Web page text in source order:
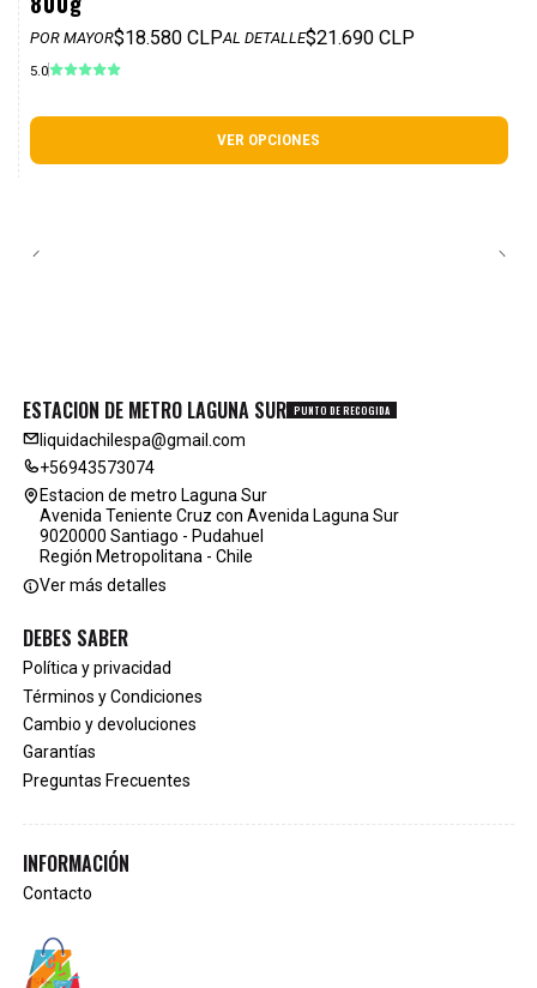
POR MAYOR$18.580 CLPAL DETALLE$21.690 CLP
5.0
VER OPCIONES
ESTACION DE METRO LAGUNA SUR PUNTO DE RECOGIDA
liquidachilespa@gmail.com
+56943573074
Estacion de metro Laguna Sur
Avenida Teniente Cruz con Avenida Laguna Sur
9020000 Santiago - Pudahuel
Región Metropolitana - Chile
Ver más detalles
DEBES SABER
Política y privacidad
Términos y Condiciones
Cambio y devoluciones
Garantías
Preguntas Frecuentes
INFORMACIÓN
Contacto